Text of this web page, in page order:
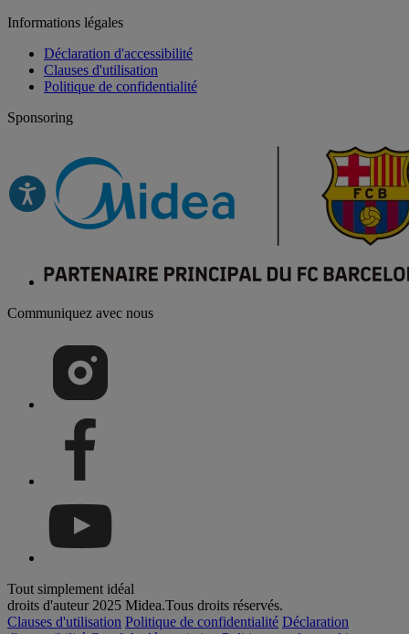
Informations légales
Déclaration d'accessibilité
Clauses d'utilisation
Politique de confidentialité
Sponsoring
Communiquez avec nous
Tout simplement idéal
droits d'auteur 2025 Midea.Tous droits réservés.
Clauses d'utilisation Politique de confidentialité Déclaration